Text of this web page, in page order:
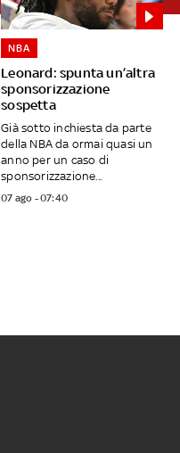
Leonard: spunta un’altra
sponsorizzazione
sospetta
NBA
Già sotto inchiesta da parte
della NBA da ormai quasi un
anno per un caso di
sponsorizzazione...
07 ago - 07:40